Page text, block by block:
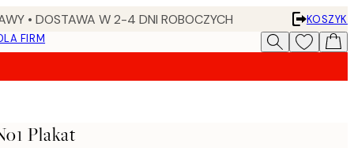
• DOSTAWA W 2-4 DNI ROBOCZYCH
KOSZYK
FIRM
Plakat